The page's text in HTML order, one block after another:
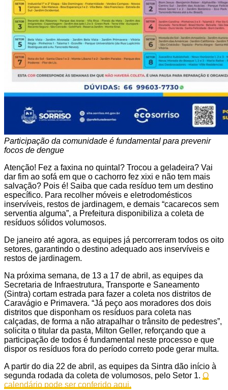
Participação da comunidade é fundamental para prevenir
focos de dengue
Atenção! Fez a faxina no quintal? Trocou a geladeira? Vai
dar fim ao sofá em que o cachorro fez xixi e não tem mais
salvação? Pois é! Saiba que cada resíduo tem um destino
específico. Para recolher móveis e eletrodomésticos
inservíveis, restos de jardinagem, e demais “cacarecos sem
serventia alguma”, a Prefeitura disponibiliza a coleta de
resíduos sólidos volumosos.
De janeiro até agora, as equipes já percorreram todos os oito
setores, garantindo o destino adequado aos inservíveis e
restos de jardinagem.
Na próxima semana, de 13 a 17 de abril, as equipes da
Secretaria de Infraestrutura, Transporte e Saneamento
(Sintra) cortam estrada para fazer a coleta nos distritos de
Caravágio e Primavera. “Já peço aos moradores dos dois
distritos que disponham os resíduos para coleta nas
calçadas, de forma a não atrapalhar o trânsito de pedestres”,
solicita o titular da pasta, Milton Geller, reforçando que a
participação de todos é fundamental neste processo e que
dispor os resíduos fora do período correto pode gerar multa.
A partir do dia 22 de abril, as equipes da Sintra dão início à
segunda rodada da coleta de volumosos, pelo Setor 1. O
calendário pode ser conferido aqui.